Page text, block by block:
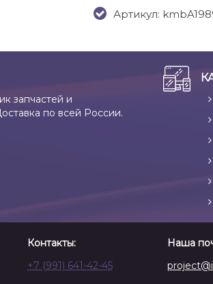
Артикул:
запчастей и
по всей России.
Контакты:
+7 (991) 641-42-45
Наша